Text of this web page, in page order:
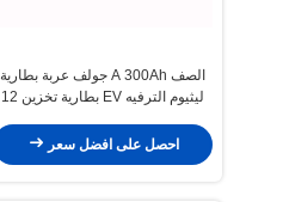
الصف A 300Ah جولف عربة بطارية
ليثيوم الترفيه EV بطارية تخزين 12
احصل على افضل سعر